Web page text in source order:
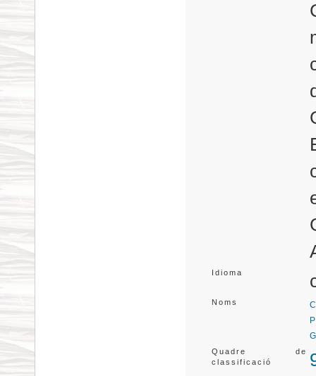
Idioma
Noms
Quadre de
classificació